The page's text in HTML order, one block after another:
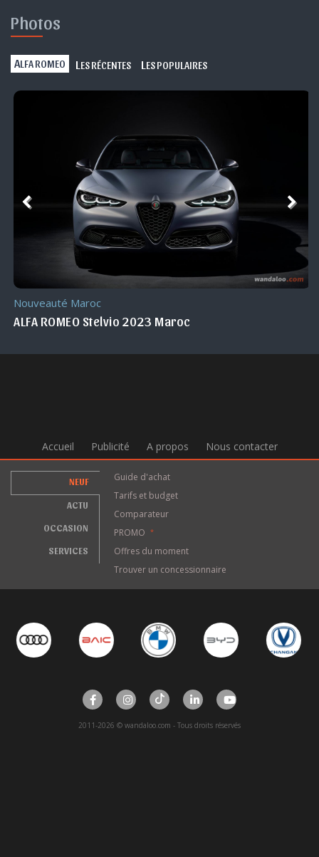
Photos
ALFA ROMEO L ES RÉCENTES L ES POPULAIRES
Nouveauté Maroc
ALFA ROMEO Stelvio 2023 Maroc
Accueil Publicité A propos Nous contacter
NEUF
ACTU
OCCASION
SERVICES
Guide d'achat
Tarifs et budget
Comparateur
PROMO
*
Offres du moment
Trouver un concessionnaire
2011-2026 © wandaloo.com - Tous droits réservés